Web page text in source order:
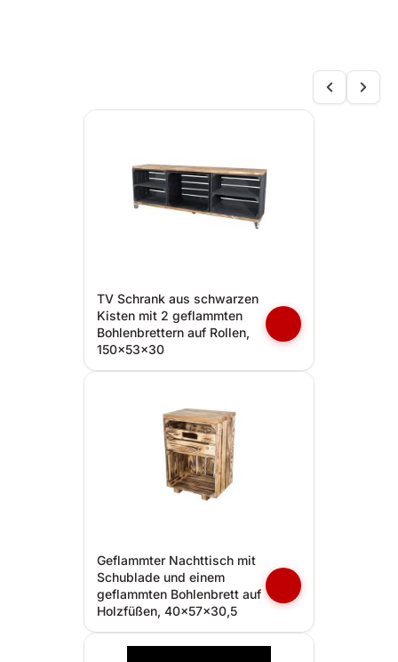
TV Schrank aus schwarzen
Kisten mit 2 geflammten
Bohlenbrettern auf Rollen,
150x53x30
Geflammter Nachttisch mit
Schublade und einem
geflammten Bohlenbrett auf
Holzfüßen, 40x57x30,5